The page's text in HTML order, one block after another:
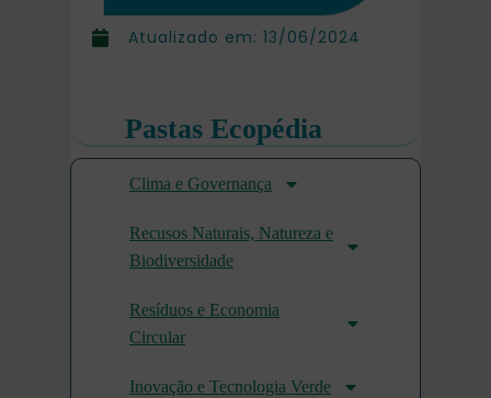
Atualizado em: 13/06/2024
Pastas Ecopédia
Clima e Governança
Recusos Naturais, Natureza e
Biodiversidade
Resíduos e Economia
Circular
Inovação e Tecnologia Verde